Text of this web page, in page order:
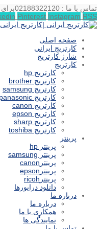
تماس با ما : 02188322120
Pinterest Instagram RSS
صفحه اصلی
کارتریج ایرانی
شارژ کارتریج
کارتریج
کارتریج hp
کارتریج brother
کارتریج samsung
کارتریج panasonic
کارتریج canon
کارتریج epson
کارتریج sharp
کارتریج toshiba
پرینتر
پرینتر hp
پرینتر samsung
پرینترcanon
پرینترepson
پرینترricoh
دانلود درایورها
درباره ما
درباره ما
همکاری با ما
نمایندگی ها